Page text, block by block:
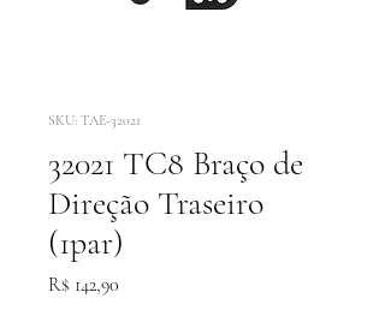
SKU: TAE-32021
32021 TC8 Braço de
Direção Traseiro
(1par)
R$ 142,90